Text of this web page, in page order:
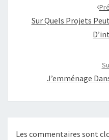
Sur Quels Projets
J’emménage
Les commentaires sont